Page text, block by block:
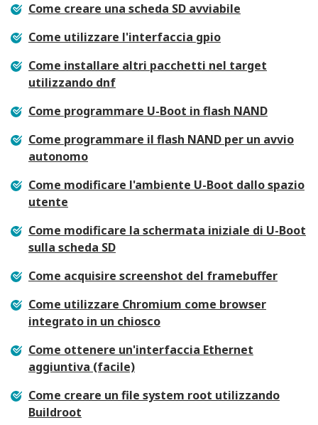
Come creare una scheda SD avviabile
Come utilizzare l'interfaccia gpio
Come installare altri pacchetti nel target
utilizzando dnf
Come programmare U-Boot in flash NAND
Come programmare il flash NAND per un avvio
autonomo
Come modificare l'ambiente U-Boot dallo spazio
utente
Come modificare la schermata iniziale di U-Boot
sulla scheda SD
Come acquisire screenshot del framebuffer
Come utilizzare Chromium come browser
integrato in un chiosco
Come ottenere un'interfaccia Ethernet
aggiuntiva (facile)
Come creare un file system root utilizzando
Buildroot